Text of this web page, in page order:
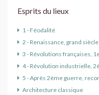
Esprits du lieux
1 - Féodalité
2 - Renaissance, grand
3 - Révolutions françaises,
4 - Révolution industrielle,
5 - Après 2ème guerre,
Architecture classique